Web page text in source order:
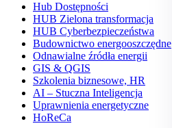
Hub Dostępności
HUB Zielona transformacja
HUB Cyberbezpieczeństwa
Budownictwo energooszczędne
Odnawialne źródła energii
GIS & QGIS
Szkolenia biznesowe, HR
AI – Stuczna Inteligencja
Uprawnienia energetyczne
HoReCa